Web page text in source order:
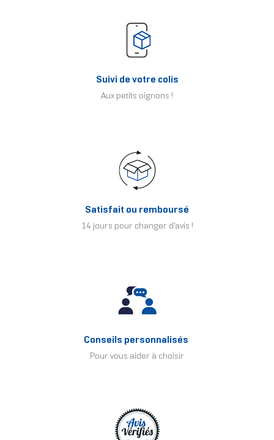
Suivi de votre colis
Aux petits oignons !
Satisfait ou remboursé
14 jours pour changer d'avis !
Conseils personnalisés
Pour vous aider à choisir